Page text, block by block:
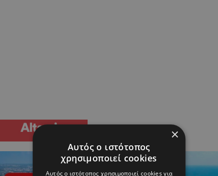
×
Αυτός ο ιστότοπος
χρησιμοποιεί cookies
Αυτός ο ιστότοπος χρησιμοποιεί cookies για